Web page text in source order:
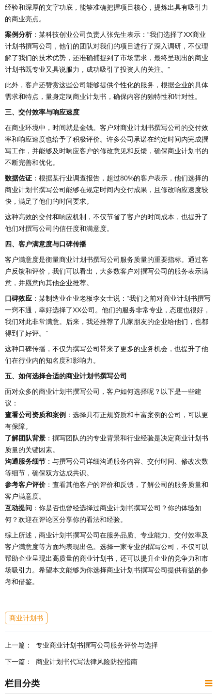
经验和深厚的文字功底，能够准确把握项目核心，提炼出具有吸引力
的商业亮点。
案例分析：某科技创业公司负责人张先生表示：“我们选择了XX商业
计划书撰写公司，他们的团队对我们的项目进行了深入调研，不仅理
解了我们的技术优势，还准确捕捉到了市场需求，最终呈现出的商业
计划书既专业又具说服力，成功吸引了投资人的关注。”
此外，客户还赞赏这些公司能够提供个性化的服务，根据企业的具体
需求和特点，量身定制商业计划书，确保内容的独特性和针对性。
三、交付效率与响应速度
在商业环境中，时间就是金钱。客户对商业计划书撰写公司的交付效
率和响应速度也给予了积极评价。许多公司承诺在约定时间内完成撰
写工作，并能够及时响应客户的修改意见和反馈，确保商业计划书的
不断完善和优化。
数据佐证 ：根据某行业调查报告，超过80%的客户表示，他们选择的
商业计划书撰写公司能够在规定时间内交付成果，且修改响应速度较
快，满足了他们的时间要求。
这种高效的交付和响应机制，不仅节省了客户的时间成本，也提升了
他们对撰写公司的信任度和满意度。
四、客户满意度与口碑传播
客户满意度是衡量商业计划书撰写公司服务质量的重要指标。通过客
户反馈和评价，我们可以看出，大多数客户对撰写公司的服务表示满
意，并愿意向其他企业推荐。
口碑效应 ：某制造业企业老板李女士说：“我们之前对商业计划书撰写
一窍不通，幸好选择了XX公司。他们的服务非常专业，态度也很好，
我们对此非常满意。后来，我还推荐了几家朋友的企业给他们，也都
得到了好评。”
这种口碑传播，不仅为撰写公司带来了更多的业务机会，也提升了他
们在行业内的知名度和影响力。
五、如何选择合适的商业计划书撰写公司
面对众多的商业计划书撰写公司，客户如何选择呢？以下是一些建
议：
查看公司资质和案例 ：选择具有正规资质和丰富案例的公司，可以更
有保障。
了解团队背景 ：撰写团队的的专业背景和行业经验是决定商业计划书
质量的关键因素。
沟通服务细节 ：与撰写公司详细沟通服务内容、交付时间、修改次数
等细节，确保双方达成共识。
参考客户评价 ：查看其他客户的评价和反馈，了解公司的服务质量和
客户满意度。
互动提问 ：你是否也曾经选择过商业计划书撰写公司？你的体验如
何？欢迎在评论区分享你的看法和经验。
综上所述，商业计划书撰写公司在服务品质、专业能力、交付效率及
客户满意度等方面均表现出色。选择一家专业的撰写公司，不仅可以
帮助企业呈现出高质量的商业计划书，还可以提升企业的竞争力和市
场吸引力。希望本文能够为你选择商业计划书撰写公司提供有益的参
考和借鉴。
商业计划书
上一篇： 专业商业计划书撰写公司服务评价与选择
下一篇： 商业计划书代写法律风险防控指南
栏目分类